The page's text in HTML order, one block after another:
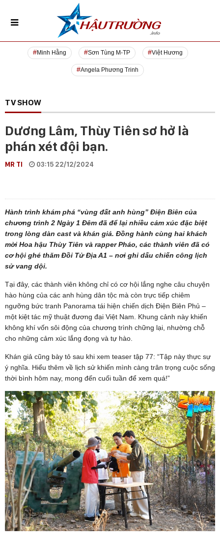
Minh Hằng Sơn Tùng M-TP Việt Hương
Angela Phương Trinh
TV SHOW
Dương Lâm, Thùy Tiên sơ hở là
phán xét đội bạn.
MR TI 03:15 22/12/2024
Hành trình khám phá “vùng đất anh hùng” Điện Biên của
chương trình 2 Ngày 1 Đêm đã để lại nhiều cảm xúc đặc biệt
trong lòng dàn cast và khán giả. Đồng hành cùng hai khách
mời Hoa hậu Thùy Tiên và rapper Pháo, các thành viên đã có
cơ hội ghé thăm Đồi Tử Địa A1 – nơi ghi dấu chiến công lịch
sử vang dội.
Tại đây, các thành viên không chỉ có cơ hội lắng nghe câu chuyện
hào hùng của các anh hùng dân tộc mà còn trực tiếp chiêm
ngưỡng bức tranh Panorama tái hiện chiến dịch Điện Biên Phủ –
một kiệt tác mỹ thuật đương đại Việt Nam. Khung cảnh này khiến
không khí vốn sôi động của chương trình chững lại, nhường chỗ
cho những cảm xúc lắng đọng và tự hào.
Khán giả cũng bày tỏ sau khi xem teaser tập 77: “Tập này thực sự
ý nghĩa. Hiểu thêm về lịch sử khiến mình càng trân trọng cuộc sống
thời bình hôm nay, mong đến cuối tuần để xem quá!”